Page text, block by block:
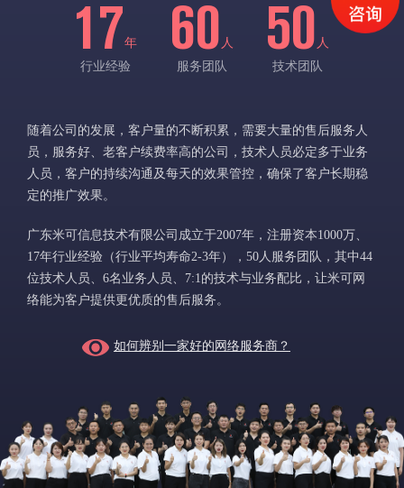
17年
行业经验
60 人
服务团队
50 人
技术团队
随着公司的发展，客户量的不断积累，需要大量的售后服务人
员，服务好、老客户续费率高的公司，技术人员必定多于业务
人员，客户的持续沟通及每天的效果管控，确保了客户长期稳
定的推广效果。
广东米可信息技术有限公司成立于2007年，注册资本1000万、
17年行业经验（行业平均寿命2-3年），50人服务团队，其中44
位技术人员、6名业务人员、7:1的技术与业务配比，让米可网
络能为客户提供更优质的售后服务。
如何辨别一家好的网络服务商？